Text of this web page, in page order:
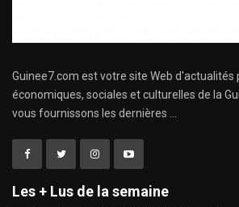
Guinee7.com est votre site Web d'actualités
économiques, sociales et culturelles de la
vous fournissons les dernières ...
Les + Lus de la semaine